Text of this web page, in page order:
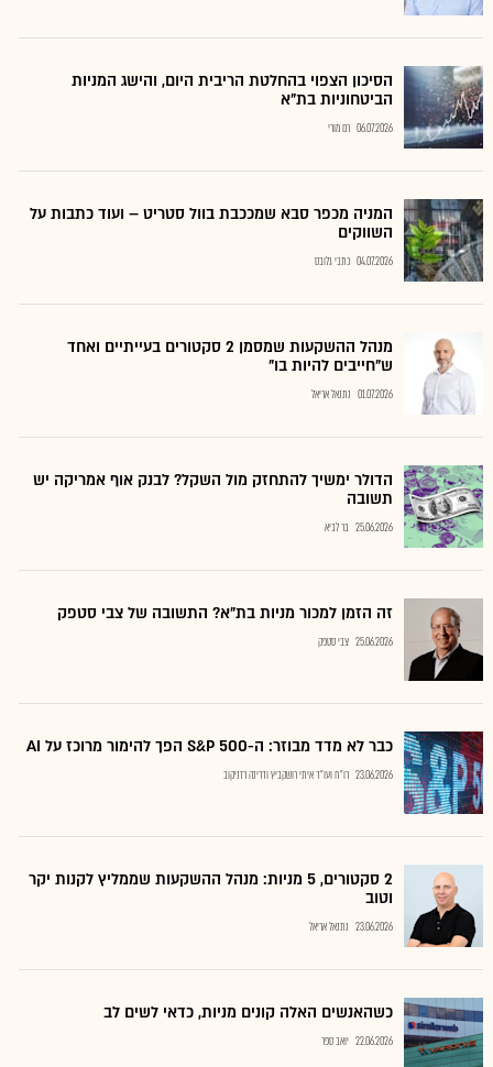
הסיכון הצפוי בהחלטת הריבית היום, והישג המניות
הביטחוניות בת"א
06.07.2026 רם מורי
המניה מכפר סבא שמככבת בוול סטריט – ועוד כתבות על
השווקים
04.07.2026 כתבי גלובס
מנהל ההשקעות שמסמן 2 סקטורים בעייתיים ואחד
ש"חייבים להיות בו"
01.07.2026 נתנאל אריאל
הדולר ימשיך להתחזק מול השקל? לבנק אוף אמריקה יש
תשובה
25.06.2026 בר לביא
זה הזמן למכור מניות בת"א? התשובה של צבי סטפק
25.06.2026 צבי סטפק
כבר לא מדד מבוזר: ה-S&P 500 הפך להימור מרוכז על AI
23.06.2026 רו"ח ועו"ד איתי רושקביץ ודרינה רזניקוב
2 סקטורים, 5 מניות: מנהל ההשקעות שממליץ לקנות יקר
וטוב
23.06.2026 נתנאל אריאל
כשהאנשים האלה קונים מניות, כדאי לשים לב
22.06.2026 יואב ספר